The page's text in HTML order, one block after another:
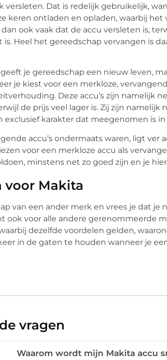
versleten. Dat is redelijk gebruikelijk,
keren ontladen en opladen, waarbij
ook vaak dat de accu versleten is,
is. Heel het gereedschap vervangen is
je gereedschap een nieuw leven,
je kiest voor een merkloze,
Deze accu’s zijn namelijk
de prijs veel lager is. Zij zijn
exclusief karakter dat meegenomen is in
accu’s ondermaats waren, ligt ver
voor een merkloze accu als
minstens net zo goed zijn en je
voor Makita
van een ander merk en vrees je dat je
ook voor alle andere gerenommeerde
dezelfde voordelen gelden,
in de gaten te houden wanneer je
vragen
Waarom wordt mijn Makita accu